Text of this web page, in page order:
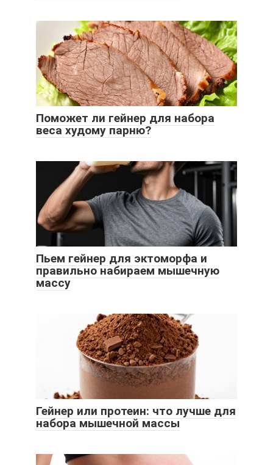
Поможет ли гейнер для набора
веса худому парню?
Пьем гейнер для эктоморфа и
правильно набираем мышечную
массу
Гейнер или протеин: что лучше для
набора мышечной массы